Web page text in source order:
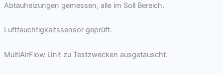
Abtauheizungen gemessen, alle im Soll Bereich.
Luftfeuchtigkeitssensor geprüft.
MultiAirFlow Unit zu Testzwecken ausgetauscht.